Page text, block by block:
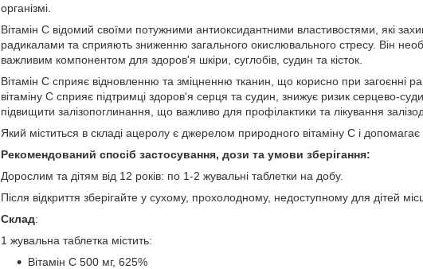
організмі.
Вітамін С відомий своїми потужними антиоксидантними властивостями, які
радикалами та сприяють зниженню загального окислювального стресу. Він
важливим компонентом для здоров'я шкіри, суглобів, судин та кісток.
Вітамін С сприяє відновленню та зміцненню тканин, що корисно при загоєнні
вітаміну С сприяє підтримці здоров'я серця та судин, знижує ризик серцево-
підвищити залізопоглинання, що важливо для профілактики та лікування
Який міститься в складі ацеролу є джерелом природного вітаміну С і допомагає
Рекомендований спосіб застосування, дози та умови зберігання:
Дорослим та дітям від 12 років: по 1-2 жувальні таблетки на добу.
Після відкриття зберігайте у сухому, прохолодному, недоступному для дітей
Склад:
1 жувальна таблетка містить:
Вітамін С 500 мг, 625%